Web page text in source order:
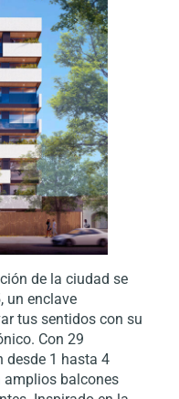
de la ciudad se
un enclave
tus sentidos con su
Con 29
desde 1 hasta 4
amplios balcones